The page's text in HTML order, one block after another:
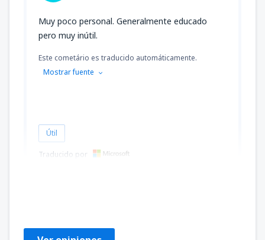
Muy poco personal. Generalmente educado
pero muy inútil.
Este cometário es traducido automáticamente.
Mostrar fuente
Útil
Traducido por